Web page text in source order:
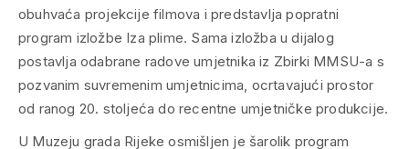
obuhvaća projekcije filmova i predstavlja popratni
program izložbe Iza plime. Sama izložba u dijalog
postavlja odabrane radove umjetnika iz Zbirki MMSU-a s
pozvanim suvremenim umjetnicima, ocrtavajući prostor
od ranog 20. stoljeća do recentne umjetničke produkcije.
U Muzeju grada Rijeke osmišljen je šarolik program